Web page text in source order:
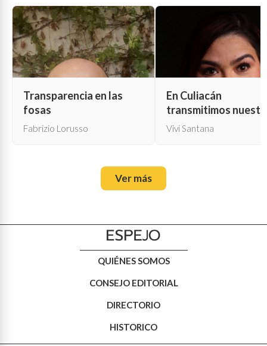
Transparencia en las
fosas
Fabrizio Lorusso
En Culiacán
transmitimos
propia muerte
Vivi Santana
Ver más
QUIÉNES SOMOS
CONSEJO EDITORIAL
DIRECTORIO
HISTORICO